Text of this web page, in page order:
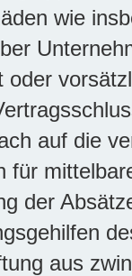
wie
oder
auf die
für
der
aus